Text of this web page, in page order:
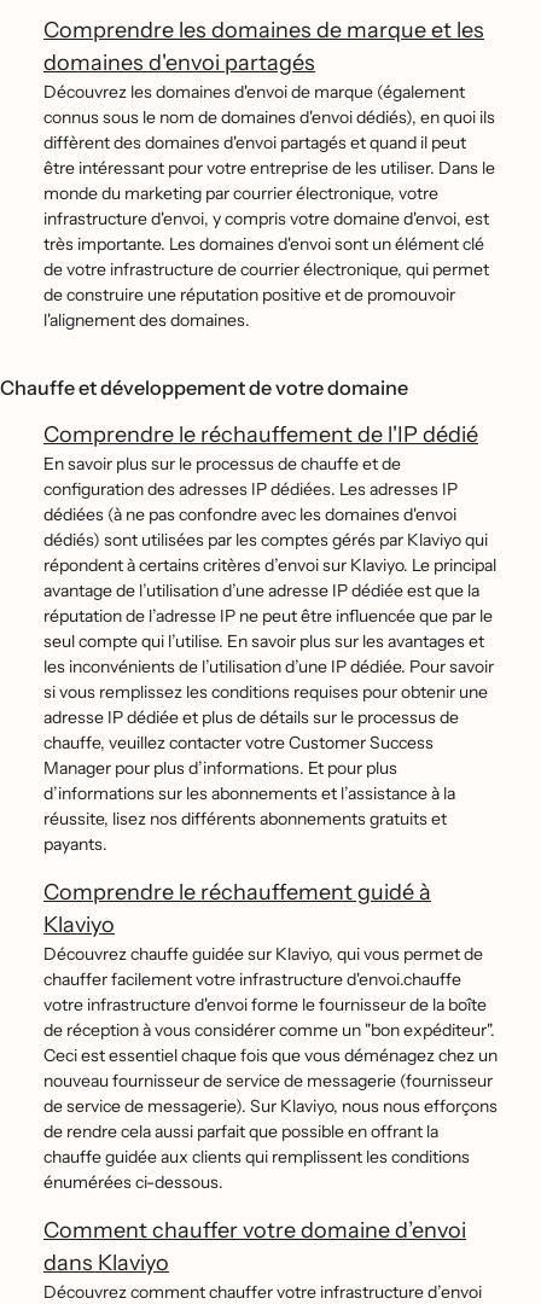
Comprendre les domaines de marque et les
domaines d'envoi partagés
Découvrez les domaines d'envoi de marque (également
connus sous le nom de domaines d'envoi dédiés), en quoi ils
diffèrent des domaines d'envoi partagés et quand il peut
être intéressant pour votre entreprise de les utiliser. Dans le
monde du marketing par courrier électronique, votre
infrastructure d'envoi, y compris votre domaine d'envoi, est
très importante. Les domaines d'envoi sont un élément clé
de votre infrastructure de courrier électronique, qui permet
de construire une réputation positive et de promouvoir
l'alignement des domaines.
Chauffe et développement de votre domaine
Comprendre le réchauffement de l'IP dédié
En savoir plus sur le processus de chauffe et de
configuration des adresses IP dédiées. Les adresses IP
dédiées (à ne pas confondre avec les domaines d'envoi
dédiés) sont utilisées par les comptes gérés par Klaviyo qui
répondent à certains critères d’envoi sur Klaviyo. Le principal
avantage de l’utilisation d’une adresse IP dédiée est que la
réputation de l’adresse IP ne peut être influencée que par le
seul compte qui l’utilise. En savoir plus sur les avantages et
les inconvénients de l’utilisation d’une IP dédiée. Pour savoir
si vous remplissez les conditions requises pour obtenir une
adresse IP dédiée et plus de détails sur le processus de
chauffe, veuillez contacter votre Customer Success
Manager pour plus d’informations. Et pour plus
d’informations sur les abonnements et l’assistance à la
réussite, lisez nos différents abonnements gratuits et
payants.
Comprendre le réchauffement guidé à
Klaviyo
Découvrez chauffe guidée sur Klaviyo, qui vous permet de
chauffer facilement votre infrastructure d'envoi.chauffe
votre infrastructure d'envoi forme le fournisseur de la boîte
de réception à vous considérer comme un "bon expéditeur".
Ceci est essentiel chaque fois que vous déménagez chez un
nouveau fournisseur de service de messagerie (fournisseur
de service de messagerie). Sur Klaviyo, nous nous efforçons
de rendre cela aussi parfait que possible en offrant la
chauffe guidée aux clients qui remplissent les conditions
énumérées ci-dessous.
Comment chauffer votre domaine d’envoi
dans Klaviyo
Découvrez comment chauffer votre infrastructure d’envoi